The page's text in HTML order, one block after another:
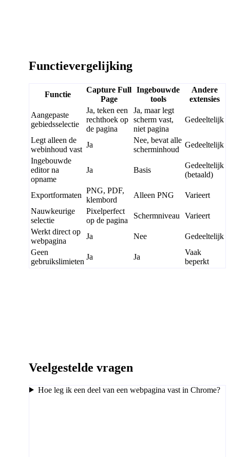
Functievergelijking
Functie
Capture Full
Page
Ingebouwde
tools
Andere
extensies
Aangepaste
gebiedsselectie
Ja, teken een
rechthoek op
de pagina
Ja, maar legt
scherm vast,
niet pagina
Gedeeltelijk
Legt alleen de
webinhoud vast
Ja
Nee, bevat alle
scherminhoud
Gedeeltelijk
Ingebouwde
editor na
opname
Ja Basis
Gedeeltelijk
(betaald)
Exportformaten
PNG, PDF,
klembord
Alleen PNG
Varieert
Nauwkeurige
selectie
Pixelperfect
op de pagina
Schermniveau
Varieert
Werkt direct op
webpagina
Ja Nee
Gedeeltelijk
Geen
gebruikslimieten
Ja Ja
Vaak
beperkt
Veelgestelde vragen
Hoe leg ik een deel van een webpagina vast in Chrome?